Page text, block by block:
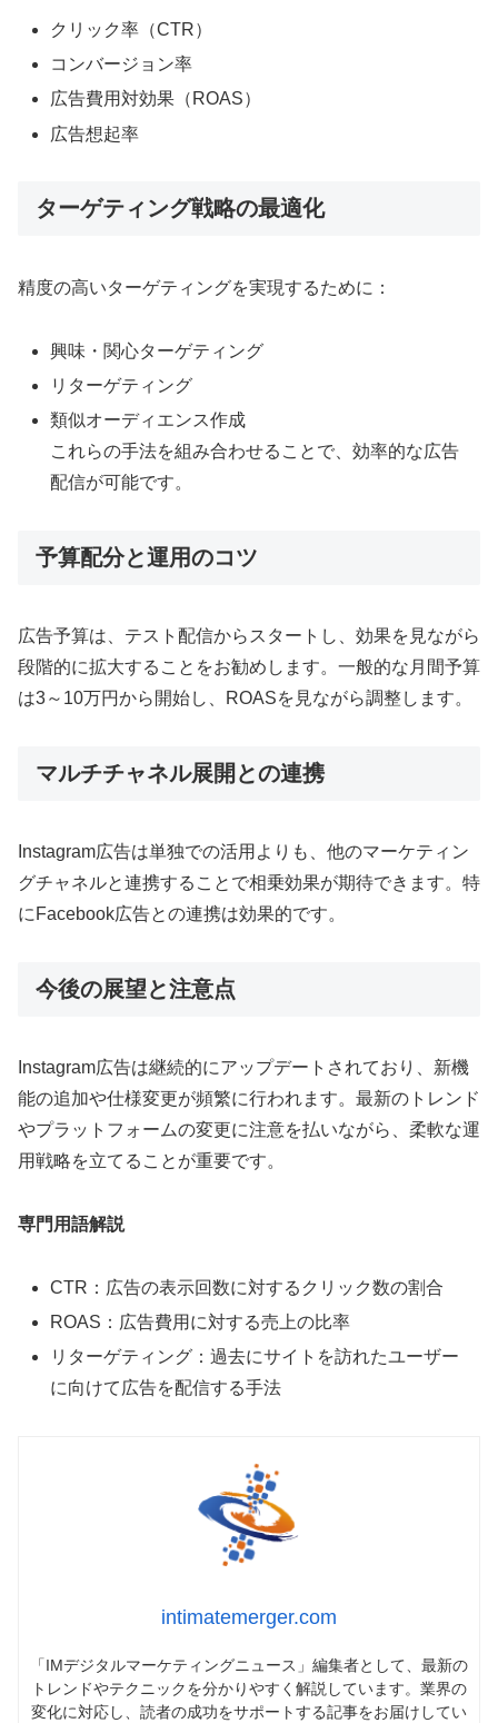
クリック率（CTR）
コンバージョン率
広告費用対効果（ROAS）
広告想起率
ターゲティング戦略の最適化
精度の高いターゲティングを実現するために：
興味・関心ターゲティング
リターゲティング
類似オーディエンス作成
これらの手法を組み合わせることで、効率的な広告
配信が可能です。
予算配分と運用のコツ
広告予算は、テスト配信からスタートし、効果を見ながら
段階的に拡大することをお勧めします。一般的な月間予算
は3～10万円から開始し、ROASを見ながら調整します。
マルチチャネル展開との連携
Instagram広告は単独での活用よりも、他のマーケティン
グチャネルと連携することで相乗効果が期待できます。特
にFacebook広告との連携は効果的です。
今後の展望と注意点
Instagram広告は継続的にアップデートされており、新機
能の追加や仕様変更が頻繁に行われます。最新のトレンド
やプラットフォームの変更に注意を払いながら、柔軟な運
用戦略を立てることが重要です。
専門用語解説
CTR：広告の表示回数に対するクリック数の割合
ROAS：広告費用に対する売上の比率
リターゲティング：過去にサイトを訪れたユーザー
に向けて広告を配信する手法
intimatemerger.com
「IMデジタルマーケティングニュース」編集者として、最新の
トレンドやテクニックを分かりやすく解説しています。業界の
変化に対応し、読者の成功をサポートする記事をお届けしてい